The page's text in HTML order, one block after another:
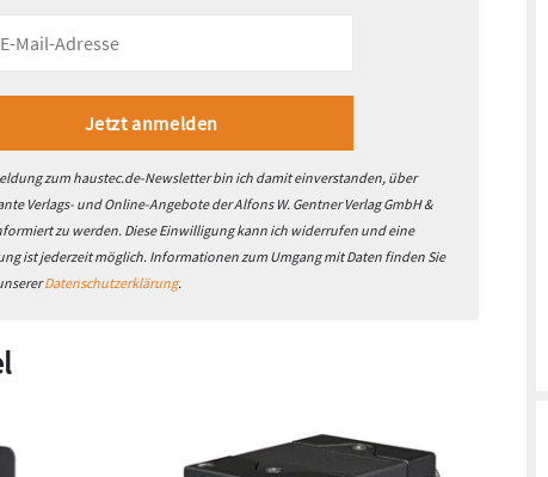
zum haustec.de-Newsletter bin ich damit einverstanden, über
Verlags- und Online-Angebote der Alfons W. Gentner Verlag GmbH &
zu werden. Diese Einwilligung kann ich widerrufen und eine
ist jederzeit möglich. Informationen zum Umgang mit Daten finden Sie
Datenschutzerklärung.